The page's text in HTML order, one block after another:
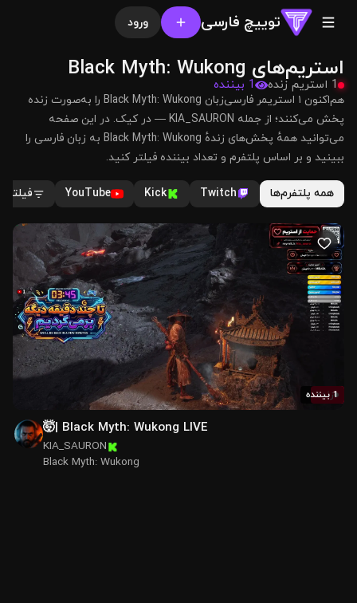
توییچ فارسی ورود
استریم‌های Black Myth: Wukong
1 استریم زنده 1 بیننده
هم‌اکنون ۱ استریمر فارسی‌زبان Black Myth: Wukong را به‌صورت زنده
پخش می‌کنند؛ از جمله KIA_SAURON — در کیک. در این صفحه
می‌توانید همهٔ پخش‌های زندهٔ Black Myth: Wukong به زبان فارسی را
ببینید و بر اساس پلتفرم و تعداد بیننده فیلتر کنید.
همه پلتفرم‌ها Twitch
Kick
YouTube
زنده1 بیننده
🤯| Black Myth: Wukong LIVE
KIA_SAURON
Black Myth: Wukong